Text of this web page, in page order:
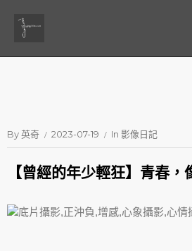
By英奇 2023-07-19 In 影像日記
【曾經的年少輕狂】青春